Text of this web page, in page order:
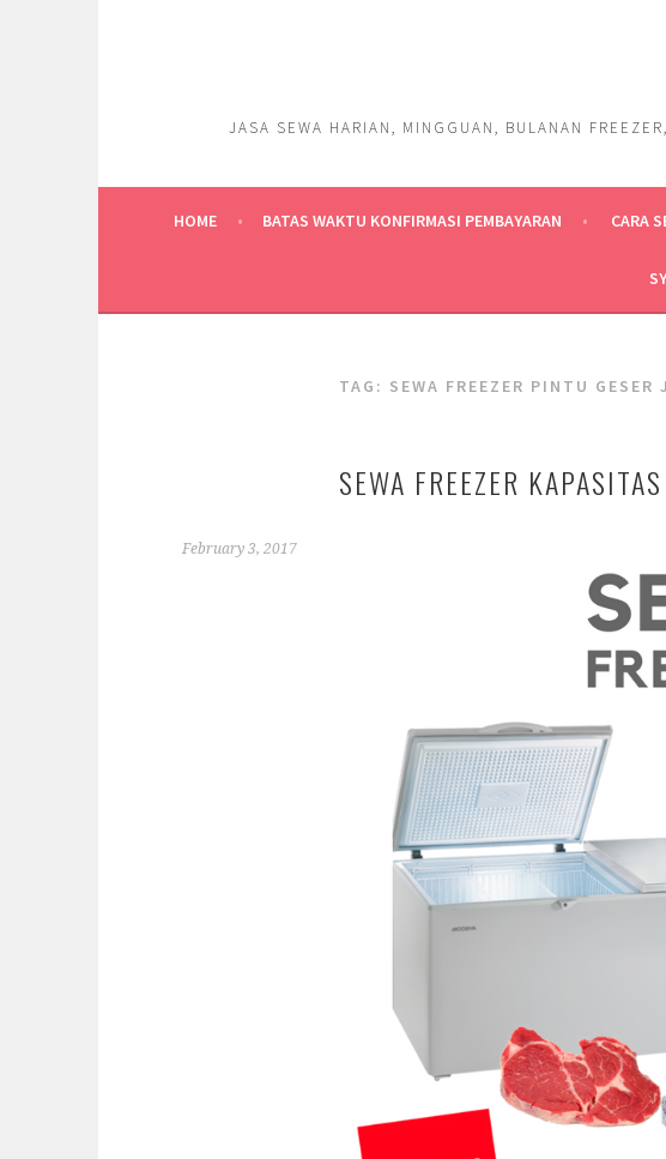
JASA SEWA HARIAN, MINGGUAN, BULANAN
HOME BATAS WAKTU KONFIRMASI PEMBAYARAN CARA
TAG: SEWA FREEZER PINTU GESER
SEWA FREEZER
February 3, 2017